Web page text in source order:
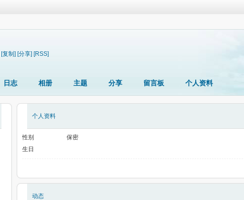
[复制] [分享] [RSS]
日志 相册 主题 分享 留言板 个人资料
个人资料
性别
保密
生日
动态